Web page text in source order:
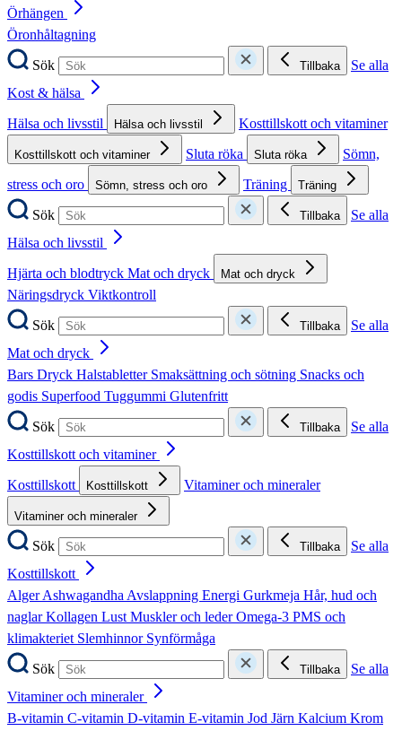
Örhängen
Öronhåltagning
Sök
Tillbaka
Se alla
Kost & hälsa
Hälsa och livsstil
Hälsa och livsstil Kosttillskott och vitaminer
Kosttillskott och vitaminer Sluta röka Sluta röka
Sömn,
stress och oro
Sömn, stress och oro Träning Träning
Sök Tillbaka
Se alla
Hälsa och livsstil
Hjärta och blodtryck Mat och dryck Mat och dryck
Näringsdryck Viktkontroll
Sök
Tillbaka
Se alla
Mat och dryck
Bars Dryck Halstabletter Smaksättning och sötning Snacks och
godis Superfood Tuggummi Glutenfritt
Sök
Tillbaka
Se alla
Kosttillskott och vitaminer
Kosttillskott
Kosttillskott Vitaminer och mineraler
Vitaminer och mineraler
Sök Tillbaka
Se alla
Kosttillskott
AlgerAshwagandhaAvslappning Energi Gurkmeja Hår, hud och
naglarKollagen LustMuskler och lederOmega-3 PMS och
klimakteriet Slemhinnor Synförmåga
Sök
Tillbaka
Se alla
Vitaminer och mineraler
B-vitamin C-vitamin D-vitamin E-vitamin Jod Järn Kalcium Krom